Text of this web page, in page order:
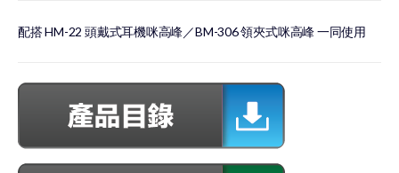
配搭 HM-22 頭戴式耳機咪高峰／BM-306 領夾式咪高峰 一同使用